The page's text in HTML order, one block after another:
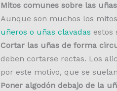
Mitos comunes sobre las
Aunque son muchos los
uñeros o uñas clavadas estos
Cortar las uñas de forma
deben cortarse rectas. Los
por este motivo, que se
Poner algodón debajo de la